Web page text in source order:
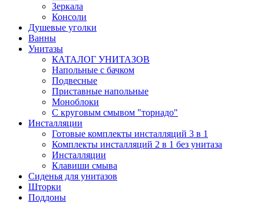
Зеркала
Консоли
Душевые уголки
Ванны
Унитазы
КАТАЛОГ УНИТАЗОВ
Напольные с бачком
Подвесные
Приставные напольные
Моноблоки
С круговым смывом "торнадо"
Инсталляции
Готовые комплекты инсталляций 3 в 1
Комплекты инсталляций 2 в 1 без унитаза
Инсталляции
Клавиши смыва
Сиденья для унитазов
Шторки
Поддоны